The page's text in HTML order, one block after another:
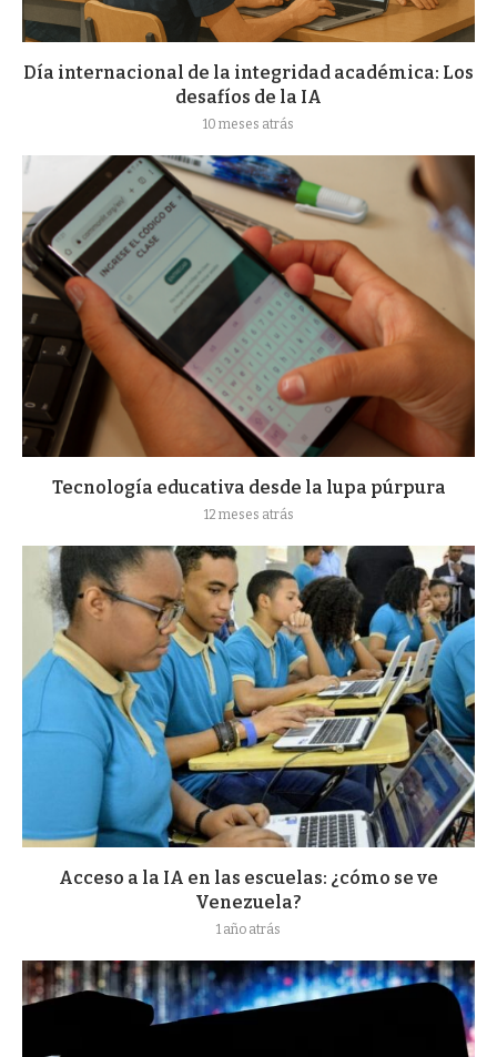
Día internacional de la integridad académica: Los
desafíos de la IA
10 meses atrás
Tecnología educativa desde la lupa púrpura
12 meses atrás
Acceso a la IA en las escuelas: ¿cómo se ve
Venezuela?
1 año atrás